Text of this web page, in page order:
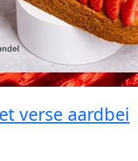
verse aardbei